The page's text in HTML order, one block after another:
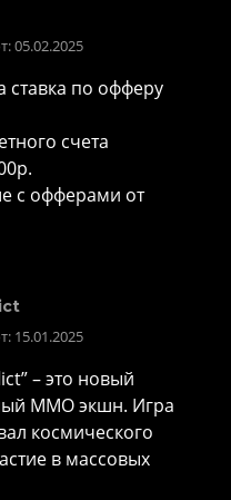
05.02.2025
ставка по офферу
счета
с офферами от
15.01.2025
– это новый
MMO экшн. Игра
космического
в массовых